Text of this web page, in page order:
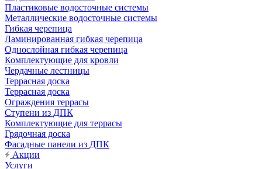
Пластиковые водосточные системы
Металлические водосточные системы
Гибкая черепица
Ламинированная гибкая черепица
Однослойная гибкая черепица
Комплектующие для кровли
Чердачные лестницы
Террасная доска
Террасная доска
Ограждения террасы
Ступени из ДПК
Комплектующие для террасы
Грядочная доска
Фасадные панели из ДПК
Акции
Услуги